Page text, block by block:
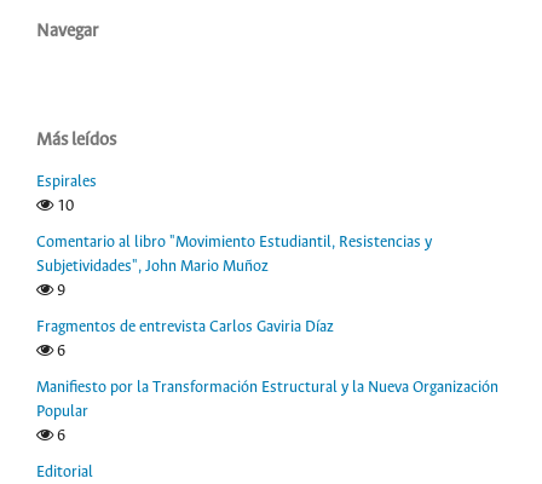
Navegar
Más leídos
Espirales
10
Comentario al libro "Movimiento Estudiantil, Resistencias y
Subjetividades", John Mario Muñoz
9
Fragmentos de entrevista Carlos Gaviria Díaz
6
Manifiesto por la Transformación Estructural y la Nueva Organización
Popular
6
Editorial